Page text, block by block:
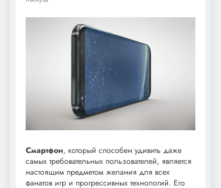
Смартфон, который способен удивить даже
самых требовательных пользователей, является
настоящим предметом желания для всех
фанатов игр и прогрессивных технологий. Его